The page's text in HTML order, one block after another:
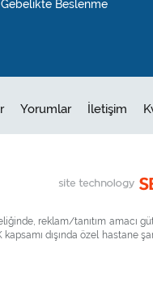
Gebelikte Beslenme
Yorumlar İletişim
reklam/tanıtım amacı
dışında özel hastane